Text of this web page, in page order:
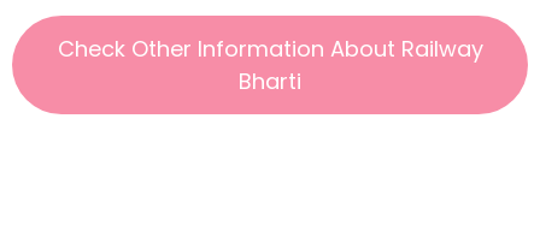
Check Other Information About Railway
Bharti